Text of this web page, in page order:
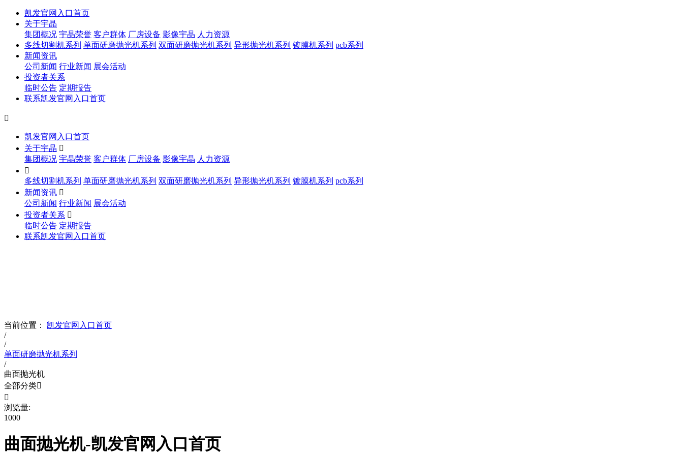
凯发官网入口首页
关于宇晶
集团概况 宇晶荣誉 客户群体 厂房设备 影像宇晶 人力资源
多线切割机系列 单面研磨抛光机系列 双面研磨抛光机系列 异形抛光机系列 镀膜机系列 pcb系列
新闻资讯
公司新闻 行业新闻 展会活动
投资者关系
临时公告 定期报告
联系凯发官网入口首页

凯发官网入口首页
关于宇晶 
集团概况 宇晶荣誉 客户群体 厂房设备 影像宇晶 人力资源

多线切割机系列 单面研磨抛光机系列 双面研磨抛光机系列 异形抛光机系列 镀膜机系列 pcb系列
新闻资讯 
公司新闻 行业新闻 展会活动
投资者关系 
临时公告 定期报告
联系凯发官网入口首页
当前位置：
凯发官网入口首页
/
/
单面研磨抛光机系列
/
曲面抛光机
全部分类

浏览量:
1000
曲面抛光机-凯发官网入口首页